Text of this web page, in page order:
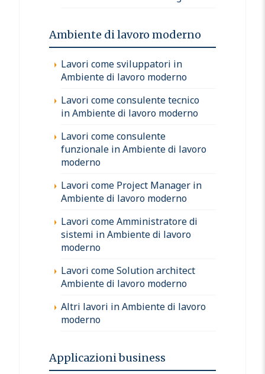
Ambiente di lavoro moderno
Lavori come sviluppatori in
Ambiente di lavoro moderno
Lavori come consulente tecnico
in Ambiente di lavoro moderno
Lavori come consulente
funzionale in Ambiente di lavoro
moderno
Lavori come Project Manager in
Ambiente di lavoro moderno
Lavori come Amministratore di
sistemi in Ambiente di lavoro
moderno
Lavori come Solution architect
Ambiente di lavoro moderno
Altri lavori in Ambiente di lavoro
moderno
Applicazioni business